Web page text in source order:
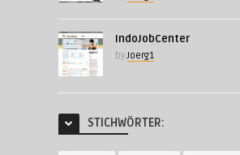
IndoJobCenter
byJoerg1
STICHWÖRTER: